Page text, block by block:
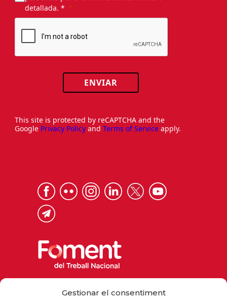
Gestionar el consentiment
detallada. *
ENVIAR
This site is protected by reCAPTCHA and the
Google Privacy Policy and Terms of Service apply.